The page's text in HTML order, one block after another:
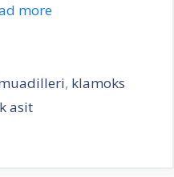
more
, klamoks
asit